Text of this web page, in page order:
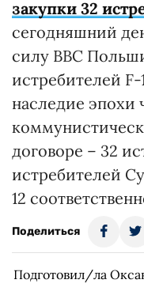
закупки 32
сегодняшний
силу ВВС
истребителей
наследие эпохи
договоре – 32
истребителей
12
Поделиться
Подготовил/ла